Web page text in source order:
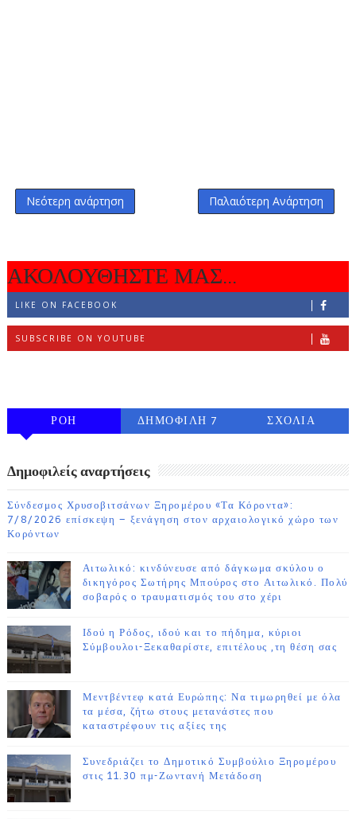
Νεότερη ανάρτηση Παλαιότερη Ανάρτηση
ΑΚΟΛΟΥΘΗΣΤΕ ΜΑΣ...
LIKE ON FACEBOOK
SUBSCRIBE ON YOUTUBE
ΡΟΗ
ΔΗΜΟΦΙΛΗ 7
ΣΧΟΛΙΑ
Δημοφιλείς αναρτήσεις
Σύνδεσμος Χρυσοβιτσάνων Ξηρομέρου «Τα Κόροντα»:
7/8/2026 επίσκεψη – ξενάγηση στον αρχαιολογικό χώρο των
Κορόντων
Αιτωλικό: κινδύνευσε από δάγκωμα σκύλου ο
δικηγόρος Σωτήρης Μπούρος στο Αιτωλικό. Πολύ
σοβαρός ο τραυματισμός του στο χέρι
Ιδού η Ρόδος, ιδού και το πήδημα, κύριοι
Σύμβουλοι-Ξεκαθαρίστε, επιτέλους ,τη θέση σας
Μεντβέντεφ κατά Ευρώπης: Να τιμωρηθεί με όλα
τα μέσα, ζήτω στους μετανάστες που
καταστρέφουν τις αξίες της
Συνεδριάζει το Δημοτικό Συμβούλιο Ξηρομέρου
στις 11.30 πμ-Ζωντανή Μετάδοση